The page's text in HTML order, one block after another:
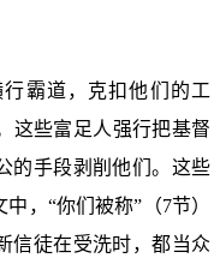
霸道，克扣他们的工
这些富足人强行把基督
的手段剥削他们。这些
，“你们被称”（7节）
信徒在受洗时，都当众